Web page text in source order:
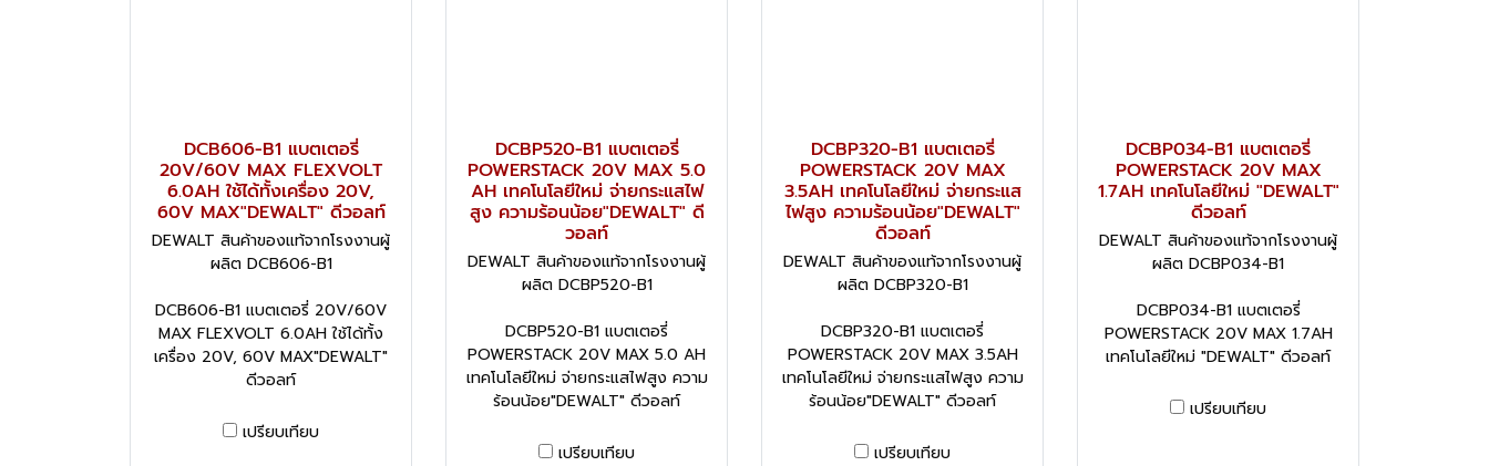
DCB606-B1 แบตเตอรี่
20V/60V MAX FLEXVOLT
6.0AH ใช้ได้ทั้งเครื่อง 20V,
60V MAX"DEWALT" ดีวอลท์
DEWALT สินค้าของแท้จากโรงงานผู้
ผลิต DCB606-B1
DCB606-B1 แบตเตอรี่ 20V/60V
MAX FLEXVOLT 6.0AH ใช้ได้ทั้ง
เครื่อง 20V, 60V MAX"DEWALT"
ดีวอลท์
เปรียบเทียบ
DCBP520-B1 แบตเตอรี่
POWERSTACK 20V MAX 5.0
AH เทคโนโลยีใหม่ จ่ายกระแสไฟ
สูง ความร้อนน้อย"DEWALT" ดี
วอลท์
DEWALT สินค้าของแท้จากโรงงานผู้
ผลิต DCBP520-B1
DCBP520-B1 แบตเตอรี่
POWERSTACK 20V MAX 5.0 AH
เทคโนโลยีใหม่ จ่ายกระแสไฟสูง ความ
ร้อนน้อย"DEWALT" ดีวอลท์
เปรียบเทียบ
DCBP320-B1 แบตเตอรี่
POWERSTACK 20V MAX
3.5AH เทคโนโลยีใหม่ จ่ายกระแส
ไฟสูง ความร้อนน้อย"DEWALT"
ดีวอลท์
DEWALT สินค้าของแท้จากโรงงานผู้
ผลิต DCBP320-B1
DCBP320-B1 แบตเตอรี่
POWERSTACK 20V MAX 3.5AH
เทคโนโลยีใหม่ จ่ายกระแสไฟสูง ความ
ร้อนน้อย"DEWALT" ดีวอลท์
เปรียบเทียบ
DCBP034-B1 แบตเตอรี่
POWERSTACK 20V MAX
1.7AH เทคโนโลยีใหม่ "DEWALT"
ดีวอลท์
DEWALT สินค้าของแท้จากโรงงานผู้
ผลิต DCBP034-B1
DCBP034-B1 แบตเตอรี่
POWERSTACK 20V MAX 1.7AH
เทคโนโลยีใหม่ "DEWALT" ดีวอลท์
เปรียบเทียบ